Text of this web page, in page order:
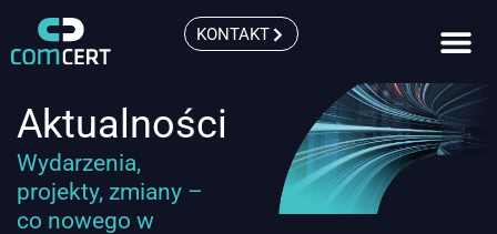
KONTAKT
Aktualności
Wydarzenia,
projekty, zmiany –
co nowego w